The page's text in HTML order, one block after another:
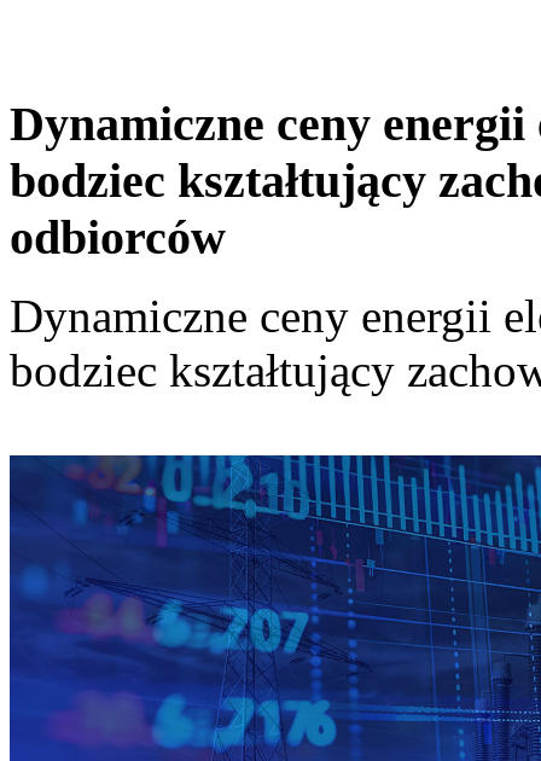
Dynamiczne ceny
bodziec kształtujący
odbiorców
Dynamiczne ceny energii
bodziec kształtujący